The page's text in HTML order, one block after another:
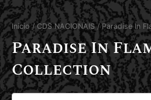
Início/CDS NACIONAIS/ Paradise In
Paradise In
Collection